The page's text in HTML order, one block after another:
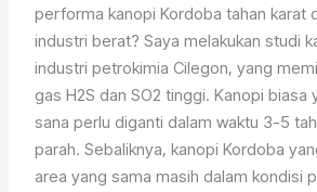
performa kanopi Kordoba tahan karat
industri berat? Saya melakukan studi
industri petrokimia Cilegon, yang
gas H2S dan SO2 tinggi. Kanopi biasa
sana perlu diganti dalam waktu 3-5
parah. Sebaliknya, kanopi Kordoba
area yang sama masih dalam kondisi